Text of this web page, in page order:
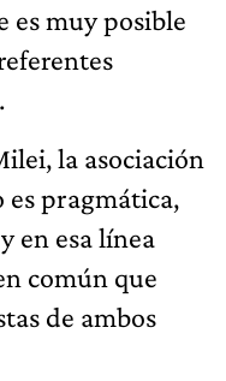
es muy posible
la asociación
es pragmática,
en esa línea
común que
de ambos